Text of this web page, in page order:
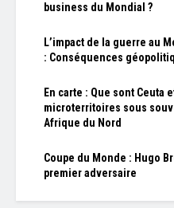
business du Mondial ?
L’impact de la guerre au
: Conséquences
En carte : Que sont Ceuta
microterritoires sous
Afrique du Nord
Coupe du Monde : Hugo
premier adversaire